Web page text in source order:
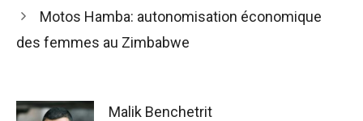
Motos Hamba: autonomisation économique
des femmes au Zimbabwe
Malik Benchetrit